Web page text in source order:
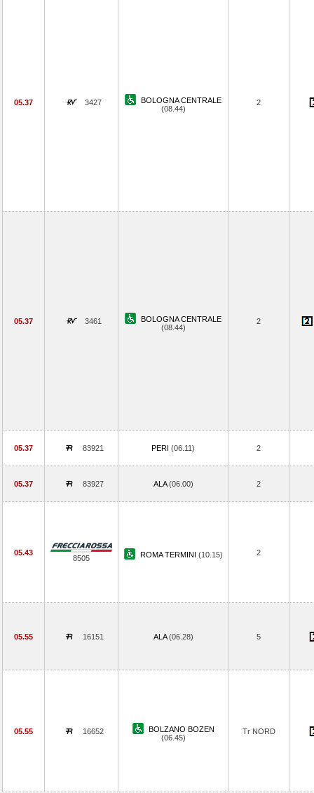
05.37 3427
BOLOGNA CENTRALE
(08.44)
2
05.37 3461
BOLOGNA CENTRALE
(08.44)
2
05.37 83921 PERI (06.11) 2
05.37 83927 ALA(06.00) 2
05.43
8505 ROMA TERMINI (10.15) 2
05.55 16151 ALA(06.28) 5
05.55 16652
BOLZANO BOZEN
(06.45)
Tr NORD